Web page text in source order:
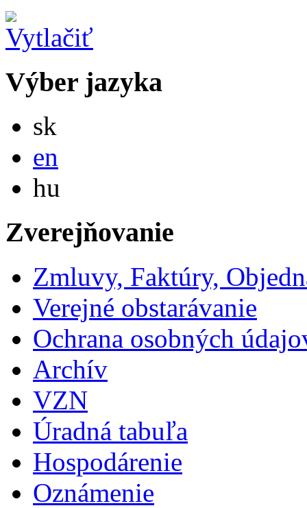
Výber jazyka
sk
en
hu
Zverejňovanie
Zmluvy, Faktúry,
Verejné obstarávanie
Ochrana osobných
Archív
VZN
Úradná tabuľa
Hospodárenie
Oznámenie